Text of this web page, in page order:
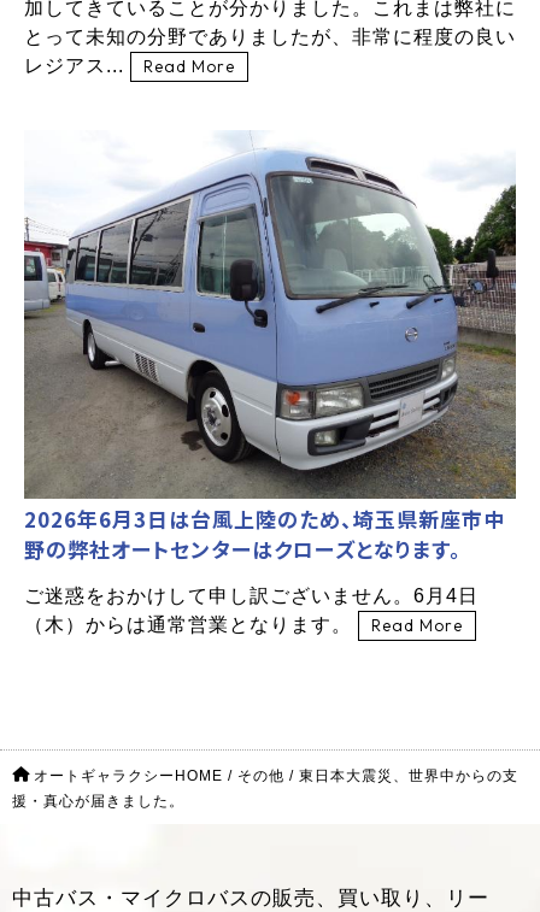
加してきていることが分かりました。これまは弊社に
とって未知の分野でありましたが、非常に程度の良い
レジアス...
Read More
2026年6月3日は台風上陸のため、埼玉県新座市中
野の弊社オートセンターはクローズとなります。
ご迷惑をおかけして申し訳ございません。6月4日
（木）からは通常営業となります。
Read More
オートギャラクシーHOME / その他 / 東日本大震災、世界中からの支
援・真心が届きました。
中古バス・マイクロバスの販売、買い取り、リー